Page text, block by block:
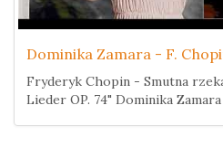
Dominika Zamara - F.
Fryderyk Chopin - Smutna
Lieder OP. 74" Dominika